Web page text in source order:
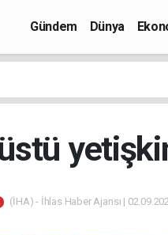
Gündem Dünya
(İHA) - İhlas Haber Ajansı |